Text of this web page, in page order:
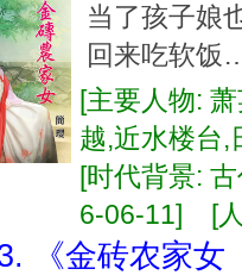
当了孩子
回来吃软
[主要人物:
越,近水楼
[时代背景:
6-06-11] [
《金砖农家女